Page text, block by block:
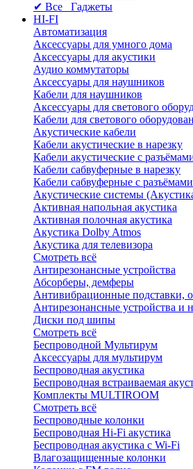
✔ Все Гаджеты
HI-FI
Автоматизация
Аксессуары для умного дома
Аксессуары для акустики
Аудио коммутаторы
Аксессуары для наушников
Кабели для наушников
Аксессуары для светового
Кабели для светового
Акустические кабели
Кабели акустические в нарезку
Кабели акустические с
Кабели сабвуферные в нарезку
Кабели сабвуферные с разъёмами
Акустические системы
Активная напольная акустика
Активная полочная акустика
Акустика Dolby Atmos
Акустика для телевизора
Смотреть всё
Антирезонансные устройства
Абсорберы, демферы
Антивибрационные подставки,
Антирезонансные устройства и
Диски под шипы
Смотреть всё
Беспроводной Мультирум
Аксессуары для мультирум
Беспроводная акустика
Беспроводная встраиваемая
Комплекты MULTIROOM
Смотреть всё
Беспроводные колонки
Беспроводная Hi-Fi акустика
Беспроводная акустика с Wi-Fi
Влагозащищенные колонки